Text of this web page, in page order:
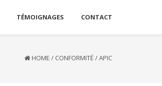
TÉMOIGNAGES CONTACT
HOME / CONFORMITÉ /APIC